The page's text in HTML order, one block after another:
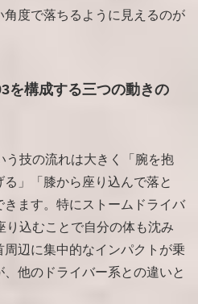
度で落ちるように見えるのが
を構成する三つの動きの
う技の流れは大きく「腕を抱
」「膝から座り込んで落と
ます。特にストームドライバ
り込むことで自分の体も沈み
辺に集中的なインパクトが乗
他のドライバー系との違いと